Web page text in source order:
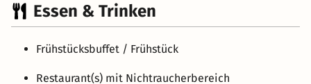
Essen & Trinken
Frühstücksbuffet / Frühstück
Restaurant(s) mit Nichtraucherbereich